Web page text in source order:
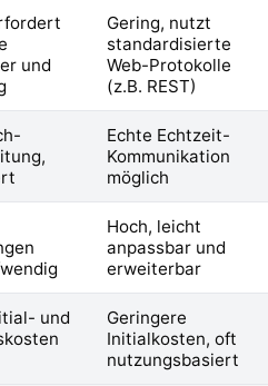
und
Gering, nutzt
standardisierte
Web-Protokolle
(z.B. REST)
Echte Echtzeit-
Kommunikation
möglich
Hoch, leicht
anpassbar und
erweiterbar
und
Geringere
Initialkosten, oft
nutzungsbasiert